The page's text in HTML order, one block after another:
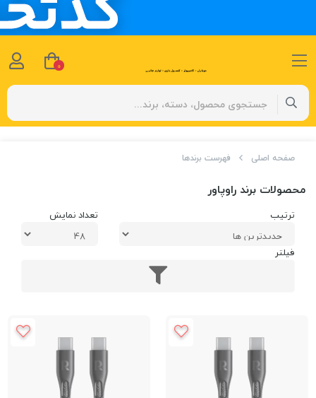
صفحه اصلی فهرست برندها
محصولات برند راوپاور
ترتیب تعداد نمایش
فیلتر
0